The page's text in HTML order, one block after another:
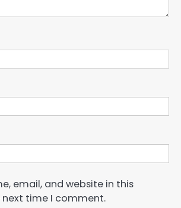
email, and website in this
time I comment.